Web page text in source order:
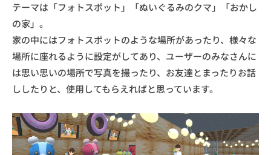
テーマは「フォトスポット」「ぬいぐるみのクマ」「おかし
の家」。
家の中にはフォトスポットのような場所があったり、様々な
場所に座れるように設定がしてあり、ユーザーのみなさんに
は思い思いの場所で写真を撮ったり、お友達とまったりお話
ししたりと、使用してもらえればと思っています。